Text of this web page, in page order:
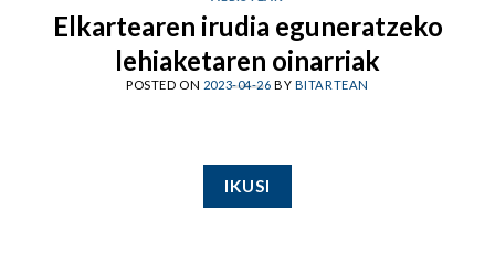
Elkartearen irudia eguneratzeko
lehiaketaren oinarriak
POSTED ON 2023-04-26 BY BITARTEAN
IKUSI